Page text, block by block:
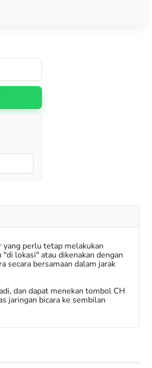
perlu tetap melakukan
lokasi" atau dikenakan dengan
secara bersamaan dalam jarak
dan dapat menekan tombol CH
jaringan bicara ke sembilan